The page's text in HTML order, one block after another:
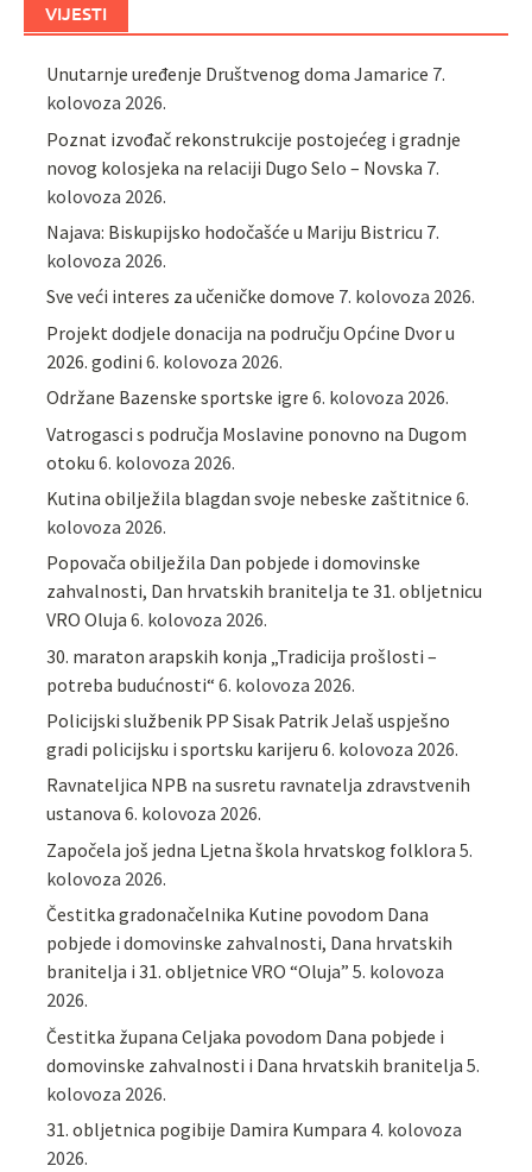
VIJESTI
Unutarnje uređenje Društvenog doma Jamarice 7.
kolovoza 2026.
Poznat izvođač rekonstrukcije postojećeg i gradnje
novog kolosjeka na relaciji Dugo Selo – Novska 7.
kolovoza 2026.
Najava: Biskupijsko hodočašće u Mariju Bistricu 7.
kolovoza 2026.
Sve veći interes za učeničke domove 7. kolovoza 2026.
Projekt dodjele donacija na području Općine Dvor u
2026. godini 6. kolovoza 2026.
Održane Bazenske sportske igre 6. kolovoza 2026.
Vatrogasci s područja Moslavine ponovno na Dugom
otoku 6. kolovoza 2026.
Kutina obilježila blagdan svoje nebeske zaštitnice 6.
kolovoza 2026.
Popovača obilježila Dan pobjede i domovinske
zahvalnosti, Dan hrvatskih branitelja te 31. obljetnicu
VRO Oluja 6. kolovoza 2026.
30. maraton arapskih konja „Tradicija prošlosti –
potreba budućnosti“ 6. kolovoza 2026.
Policijski službenik PP Sisak Patrik Jelaš uspješno
gradi policijsku i sportsku karijeru 6. kolovoza 2026.
Ravnateljica NPB na susretu ravnatelja zdravstvenih
ustanova 6. kolovoza 2026.
Započela još jedna Ljetna škola hrvatskog folklora 5.
kolovoza 2026.
Čestitka gradonačelnika Kutine povodom Dana
pobjede i domovinske zahvalnosti, Dana hrvatskih
branitelja i 31. obljetnice VRO “Oluja” 5. kolovoza
2026.
Čestitka župana Celjaka povodom Dana pobjede i
domovinske zahvalnosti i Dana hrvatskih branitelja 5.
kolovoza 2026.
31. obljetnica pogibije Damira Kumpara 4. kolovoza
2026.